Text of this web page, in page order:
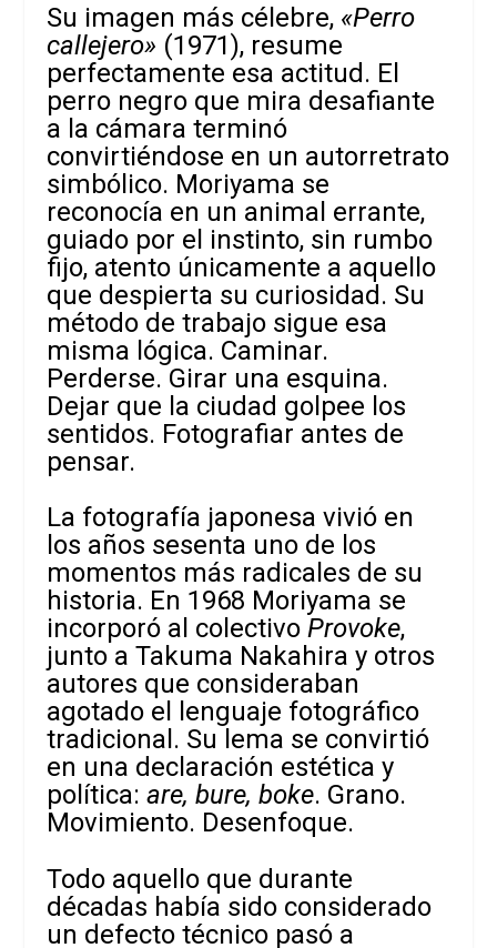
Su imagen más célebre, «Perro
callejero» (1971), resume
perfectamente esa actitud. El
perro negro que mira desafiante
a la cámara terminó
convirtiéndose en un autorretrato
simbólico. Moriyama se
reconocía en un animal errante,
guiado por el instinto, sin rumbo
fijo, atento únicamente a aquello
que despierta su curiosidad. Su
método de trabajo sigue esa
misma lógica. Caminar.
Perderse. Girar una esquina.
Dejar que la ciudad golpee los
sentidos. Fotografiar antes de
pensar.
La fotografía japonesa vivió en
los años sesenta uno de los
momentos más radicales de su
historia. En 1968 Moriyama se
incorporó al colectivoProvoke,
junto a Takuma Nakahira y otros
autores que consideraban
agotado el lenguaje fotográfico
tradicional. Su lema se convirtió
en una declaración estética y
política:are, bure, boke. Grano.
Movimiento. Desenfoque.
Todo aquello que durante
décadas había sido considerado
un defecto técnico pasó a